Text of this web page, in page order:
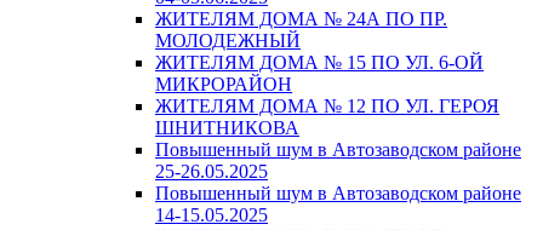
ЖИТЕЛЯМ ДОМА № 24А ПО ПР.
МОЛОДЕЖНЫЙ
ЖИТЕЛЯМ ДОМА № 15 ПО УЛ. 6-ОЙ
МИКРОРАЙОН
ЖИТЕЛЯМ ДОМА № 12 ПО УЛ. ГЕРОЯ
ШНИТНИКОВА
Повышенный шум в Автозаводском районе
25-26.05.2025
Повышенный шум в Автозаводском районе
14-15.05.2025